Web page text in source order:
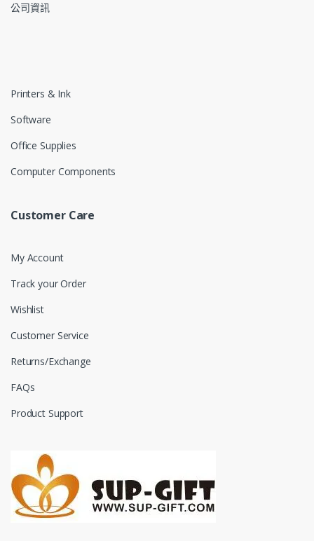
公司資訊
Printers & Ink
Software
Office Supplies
Computer Components
Customer Care
My Account
Track your Order
Wishlist
Customer Service
Returns/Exchange
FAQs
Product Support